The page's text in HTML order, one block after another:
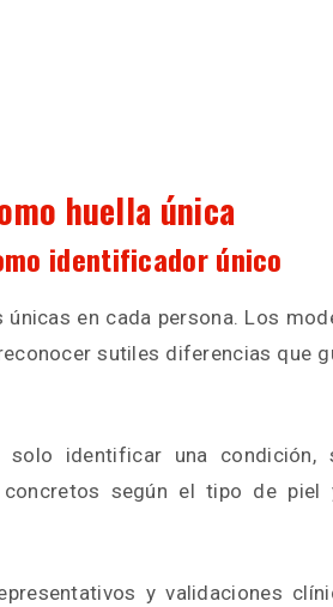
huella única
identificador único
en cada persona. Los
sutiles diferencias que
solo identificar una condición,
según el tipo de piel
y validaciones